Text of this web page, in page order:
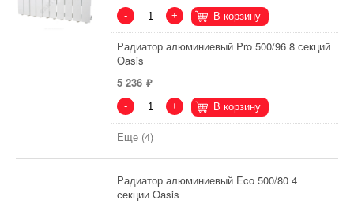
- + В корзину
Радиатор алюминиевый Pro 500/96 8 секций
Oasis
5 236
- + В корзину
Еще (4)
Радиатор алюминиевый Eco 500/80 4
секции Oasis